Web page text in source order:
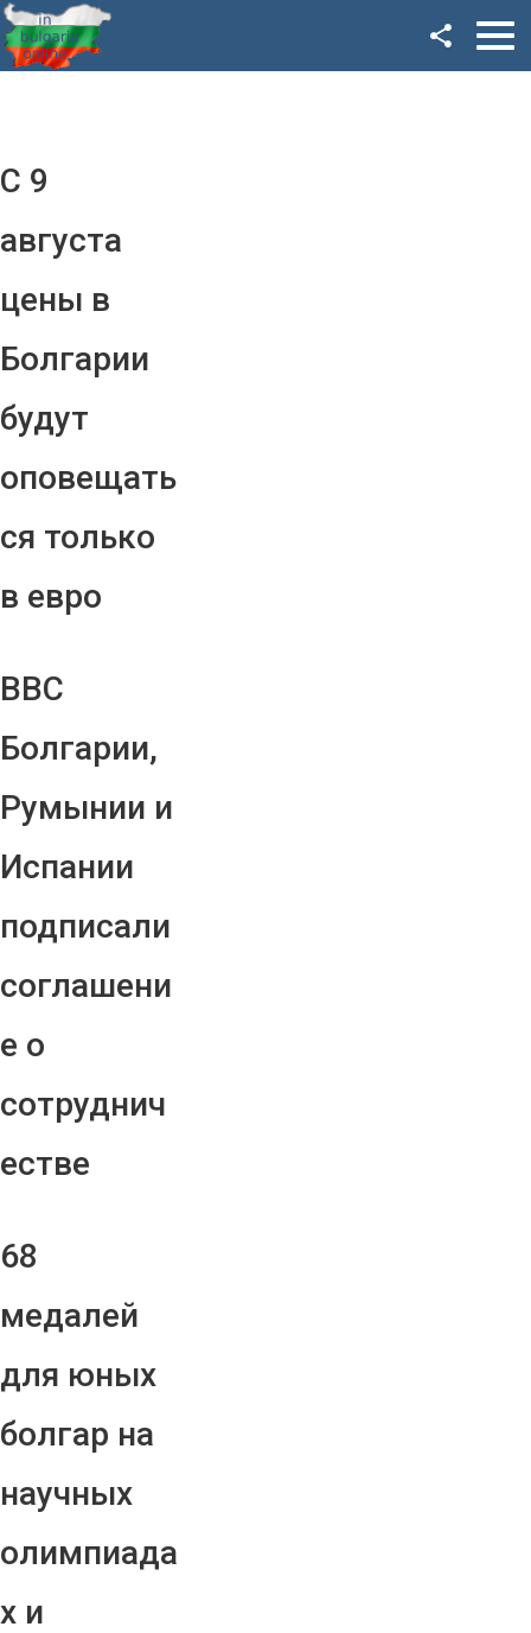
С 9
августа
цены в
Болгарии
будут
оповещать
ся только
в евро
ВВС
Болгарии,
Румынии и
Испании
подписали
соглашени
е о
сотруднич
естве
68
медалей
для юных
болгар на
научных
олимпиада
х и